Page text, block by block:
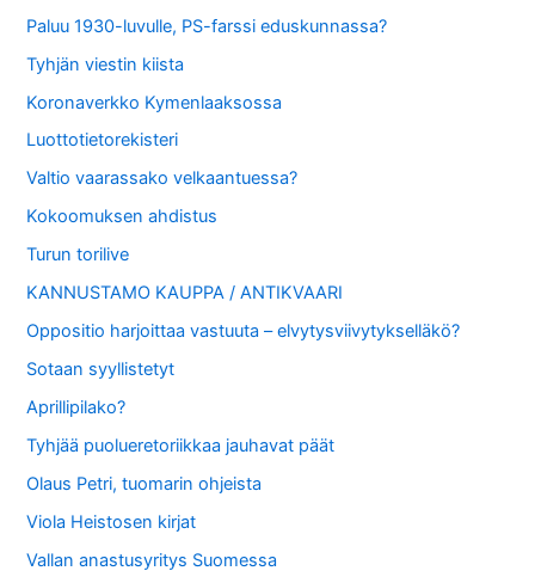
Paluu 1930-luvulle, PS-farssi eduskunnassa?
Tyhjän viestin kiista
Koronaverkko Kymenlaaksossa
Luottotietorekisteri
Valtio vaarassako velkaantuessa?
Kokoomuksen ahdistus
Turun torilive
KANNUSTAMO KAUPPA / ANTIKVAARI
Oppositio harjoittaa vastuuta – elvytysviivytykselläkö?
Sotaan syyllistetyt
Aprillipilako?
Tyhjää puolueretoriikkaa jauhavat päät
Olaus Petri, tuomarin ohjeista
Viola Heistosen kirjat
Vallan anastusyritys Suomessa